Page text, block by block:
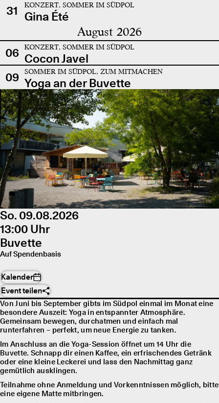
31
KONZERT, SOMMER IM SÜDPOL
Gina Été
August 2026
06 KONZERT, SOMMER IM SÜDPOL
Cocon Javel
09
SOMMER IM SÜDPOL, ZUM MITMACHEN
Yoga an der Buvette
So. 09.08.2026
13:00 Uhr
Buvette
Auf Spendenbasis
Kalender
Event teilen
Von Juni bis September gibts im Südpol einmal im Monat eine
besondere Auszeit: Yoga in entspannter Atmosphäre.
Gemeinsam bewegen, durchatmen und einfach mal
runterfahren – perfekt, um neue Energie zu tanken.
Im Anschluss an die Yoga-Session öffnet um 14 Uhr die
Buvette. Schnapp dir einen Kaffee, ein erfrischendes Getränk
oder eine kleine Leckerei und lass den Nachmittag ganz
gemütlich ausklingen.
Teilnahme ohne Anmeldung und Vorkenntnissen möglich, bitte
eine eigene Matte mitbringen.